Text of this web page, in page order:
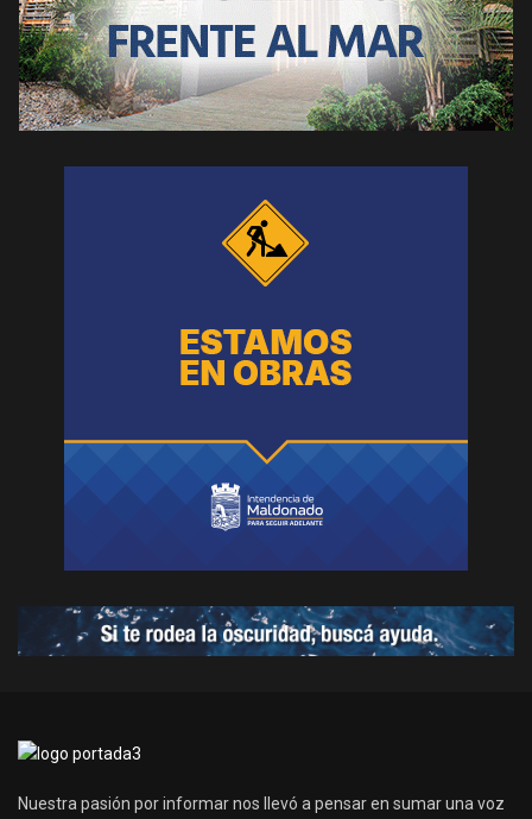
Nuestra pasión por informar nos llevó a pensar en sumar una voz